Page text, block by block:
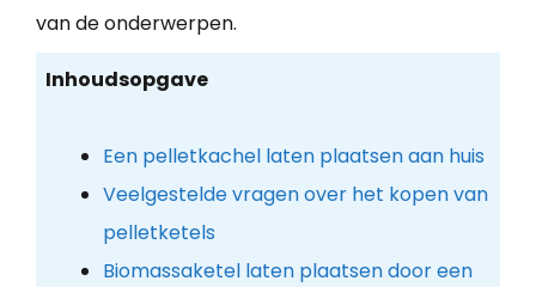
van de onderwerpen.
Inhoudsopgave
Een pelletkachel laten plaatsen aan huis
Veelgestelde vragen over het kopen van
pelletketels
Biomassaketel laten plaatsen door een